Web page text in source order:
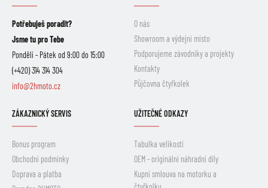
Potřebuješ poradit?
Jsme tu pro Tebe
Pondělí - Pátek od 9:00 do 15:00
(+420) 314 314 304
info@2hmoto.cz
O nás
Showroom a výdejní místo
Podporujeme závodníky a projekty
Kontakty
Půjčovna čtyřkolek
ZÁKAZNICKÝ SERVIS
Bonus program
Obchodní podmínky
Doprava a platba
UŽITEČNÉ ODKAZY
Tabulka velikostí
OEM - originální náhradní díly
Kupní smlouva na motorku a